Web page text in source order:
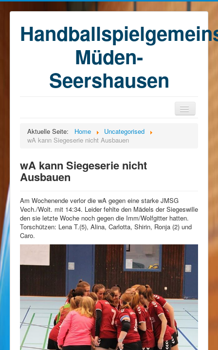
Müden-
Seershausen
Teams
Kontakt
Sponsoren
Aktuelle Seite: Home
Uncategorised
wA kann Siegeserie nicht Ausbauen
wA kann Siegeserie nicht
Ausbauen
Am Wochenende verlor die wA gegen eine starke JMSG
Vech./Wolt. mit 14:34. Leider fehlte den Mädels der Siegeswille
den sie letzte Woche noch gegen die Imm/Wolfgitter hatten.
Torschützen: Lena T.(5), Alina, Carlotta, Shirin, Ronja (2) und
Caro.